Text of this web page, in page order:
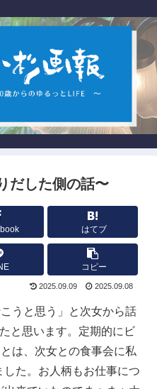
した側の話〜
はてブ
コピー
2025.09.09 2025.09.08
うと思う」と次女から話
と思います。定期的にビ
は、次女との食事会に私
た。お人柄もお仕事につ